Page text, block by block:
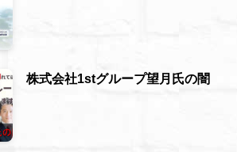
株式会社1stグループ望月氏の闇